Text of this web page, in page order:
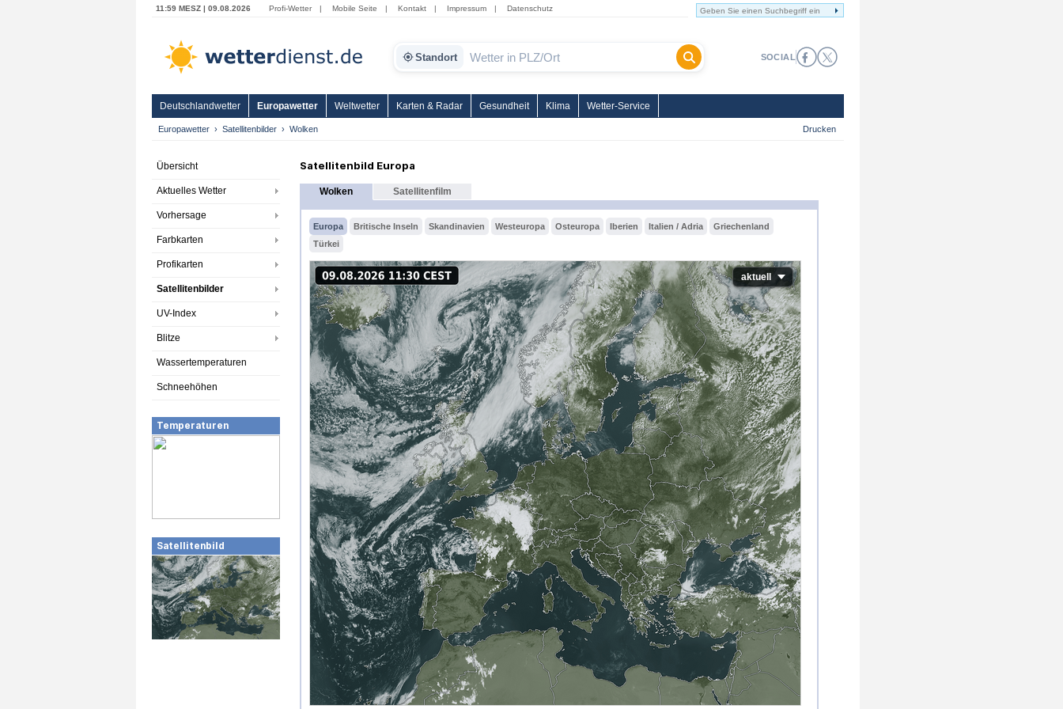
11:59 MESZ | 09.08.2026 Profi-Wetter | Mobile Seite | Kontakt | Impressum | Datenschutz
Standort SOCIAL
Deutschlandwetter Europawetter Weltwetter Karten & Radar Gesundheit Klima Wetter-Service
Europawetter Satellitenbilder Wolken Drucken
Übersicht
Aktuelles Wetter
Vorhersage
Farbkarten
Profikarten
Satellitenbilder
UV-Index
Blitze
Wassertemperaturen
Schneehöhen
Temperaturen
Satellitenbild
Satellitenbild Europa
Wolken Satellitenfilm
Europa Britische Inseln Skandinavien Westeuropa Osteuropa Iberien Italien / Adria
Griechenland
Türkei